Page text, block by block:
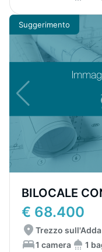
Suggerimento
BILOCALE
€ 68.400
Trezzo
1 camera
1